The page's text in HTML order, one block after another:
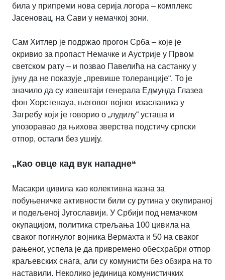
била у припреми нова серија логора – комплекс
Јасеновац, на Сави у немачкој зони.
Сам Хитлер је подржао прогон Срба – које је
окривио за пропаст Немачке и Аустрије у Првом
светском рату – и позвао Павелића на састанку у
јуну да не показује „превише толеранције“. То је
значило да су извештаји генерала Едмунда Глазеа
фон Хорстенауа, његовог војног изасланика у
Загребу који је говорио о „лудилу“ усташа и
упозоравао да њихова зверства подстичу српски
отпор, остали без ушију.
„Као овце кад вук нападне“
Масакри цивила као колективна казна за
побуњеничке активности били су рутина у окупираној
и подељеној Југославији. У Србији под немачком
окупацијом, политика стрељања 100 цивила на
сваког погинулог војника Вермахта и 50 на сваког
рањеног, успела је да привремено обесхрабри отпор
краљевских снага, али су комунисти без обзира на то
наставили. Неколико јединица комунистичких